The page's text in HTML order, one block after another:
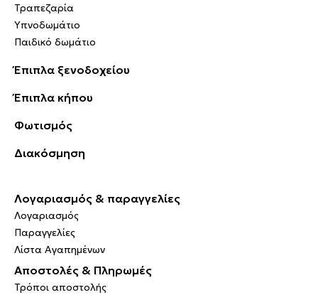
Τραπεζαρία
Υπνοδωμάτιο
Παιδικό δωμάτιο
Έπιπλα ξενοδοχείου
Έπιπλα κήπου
Φωτισμός
Διακόσμηση
Λογαριασμός & παραγγελίες
Λογαριασμός
Παραγγελίες
Λίστα Αγαπημένων
Αποστολές & Πληρωμές
Τρόποι αποστολής